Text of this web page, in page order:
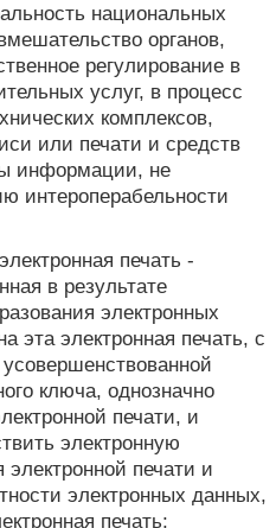
национальных
органов,
регулирование в
услуг, в процесс
комплексов,
или печати и средств
информации, не
интероперабельности
печать -
в результате
электронных
эта электронная печать, с
ключа, однозначно
печати, и
электронную
печати и
электронных данных,
печать;